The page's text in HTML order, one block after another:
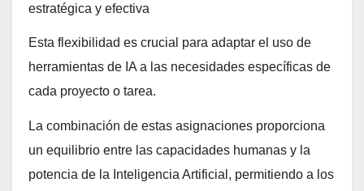
estratégica y efectiva
Esta flexibilidad es crucial para adaptar el uso de
herramientas de IA a las necesidades específicas de
cada proyecto o tarea.
La combinación de estas asignaciones proporciona
un equilibrio entre las capacidades humanas y la
potencia de la Inteligencia Artificial, permitiendo a los